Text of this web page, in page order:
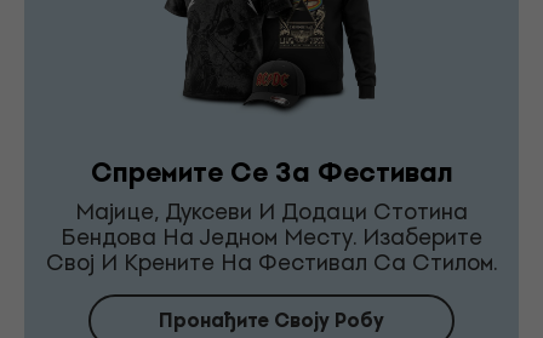
Спремите Се За Фестивал
Мајице, Дуксеви И Додаци Стотина
Бендова На Једном Месту. Изаберите
Свој И Крените На Фестивал Са Стилом.
Пронађите Своју Робу